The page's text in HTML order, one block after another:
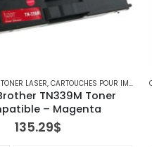
MFC
LASER, CARTOUCHES POUR IMPRIMANTES BROTHER
TN339M Toner
– Magenta
135.29$